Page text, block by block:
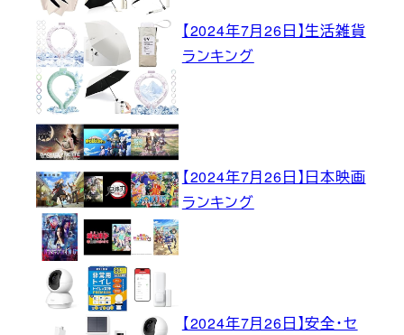
【2024年7月26日】生活雑貨
ランキング
【2024年7月26日】日本映画
ランキング
【2024年7月26日】安全・セ